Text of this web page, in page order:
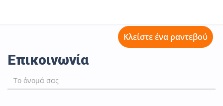
Επικοινωνία
Κλείστε ένα ραντεβού